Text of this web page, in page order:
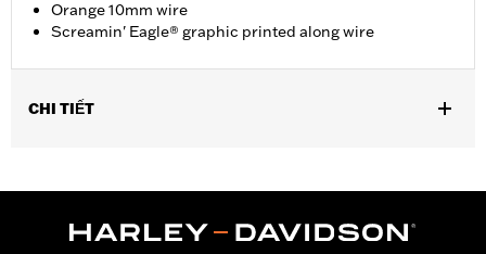
Orange 10mm wire
Screamin' Eagle® graphic printed along wire
CHI TIẾT
In the Box: 2 spark plug cables